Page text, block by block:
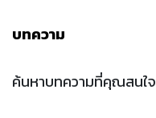
บทความ
ค้นหาบทความที่คุณสนใจ